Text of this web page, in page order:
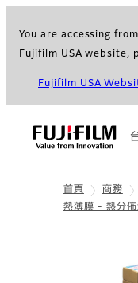
You are accessing
Fujifilm USA website,
Fujifilm USA
首頁 商務
熱薄膜 - 熱分佈